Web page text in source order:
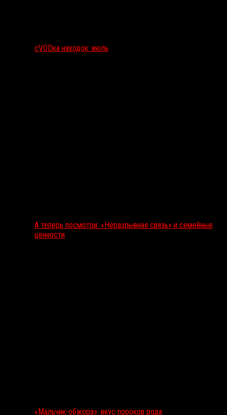
сVODка находок: июль
А теперь посмотри: «Неразрывная связь» и семейные
ценности
«Мальчик-обжора»: вкус пороков рода